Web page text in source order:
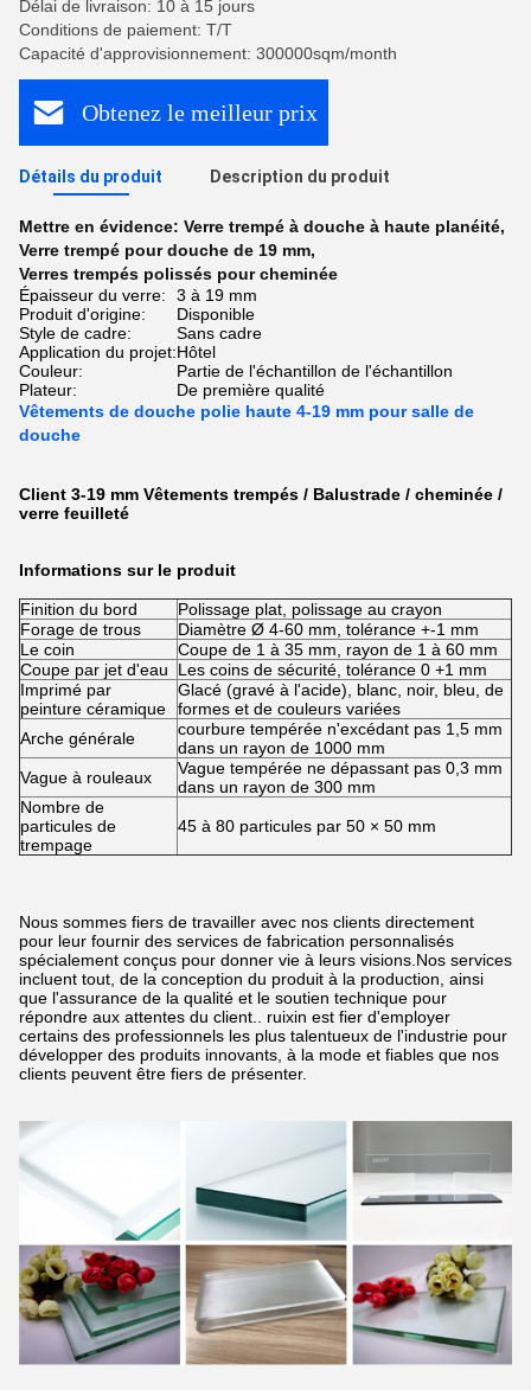
Délai de livraison: 10 à 15 jours
Conditions de paiement: T/T
Capacité d'approvisionnement: 300000sqm/month
Obtenez le meilleur prix
Détails du produit Description du produit
Mettre en évidence: Verre trempé à douche à haute planéité,
Verre trempé pour douche de 19 mm,
Verres trempés polissés pour cheminée
Épaisseur du verre:
3 à 19 mm
Produit d'origine:
Disponible
Style de cadre:
Sans cadre
Application du projet:Hôtel
Couleur:
Partie de l'échantillon de l'échantillon
Plateur:
De première qualité
Vêtements de douche polie haute 4-19 mm pour salle de
douche
Client 3-19 mm Vêtements trempés / Balustrade / cheminée /
verre feuilleté
Informations sur le produit
Finition du bord
Polissage plat, polissage au crayon
Forage de trous
Diamètre Ø 4-60 mm, tolérance +-1 mm
Le coin
Coupe de 1 à 35 mm, rayon de 1 à 60 mm
Coupe par jet d'eau
Les coins de sécurité, tolérance 0 +1 mm
Imprimé par
peinture céramique
Glacé (gravé à l'acide), blanc, noir, bleu, de
formes et de couleurs variées
Arche générale
courbure tempérée n'excédant pas 1,5 mm
dans un rayon de 1000 mm
Vague à rouleaux
Vague tempérée ne dépassant pas 0,3 mm
dans un rayon de 300 mm
Nombre de
particules de
trempage
45 à 80 particules par 50 × 50 mm
Nous sommes fiers de travailler avec nos clients directement
pour leur fournir des services de fabrication personnalisés
spécialement conçus pour donner vie à leurs visions.Nos services
incluent tout, de la conception du produit à la production, ainsi
que l'assurance de la qualité et le soutien technique pour
répondre aux attentes du client.. ruixin est fier d'employer
certains des professionnels les plus talentueux de l'industrie pour
développer des produits innovants, à la mode et fiables que nos
clients peuvent être fiers de présenter.